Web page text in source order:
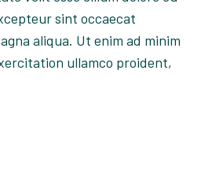
sint occaecat
aliqua. Ut enim ad minim
ullamco proident,